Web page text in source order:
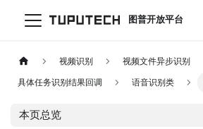
图普开放平台
视频识别 视频文件异步识别
具体任务识别结果回调 语音识别类
本页总览